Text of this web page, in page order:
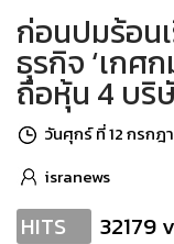
ก่อนปมร้อน
ธุรกิจ ‘เกศ
ถือหุ้น 4 บริ
วันศุกร์ ที่ 12 กรกฎ
isranews
HITS 32179